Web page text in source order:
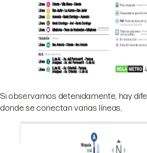
Si observamos detenidamente, hay
donde se conectan varias líneas,